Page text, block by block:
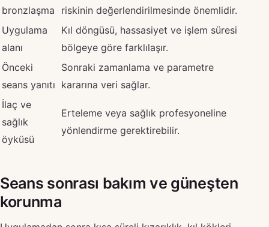
bronzlaşma
riskinin değerlendirilmesinde önemlidir.
Uygulama
alanı
Kıl döngüsü, hassasiyet ve işlem süresi
bölgeye göre farklılaşır.
Önceki
seans yanıtı
Sonraki zamanlama ve parametre
kararına veri sağlar.
İlaç ve
sağlık
öyküsü
Erteleme veya sağlık profesyoneline
yönlendirme gerektirebilir.
Seans sonrası bakım ve güneşten
korunma